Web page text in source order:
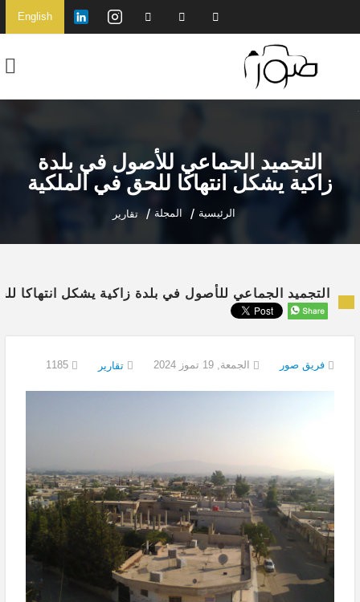
English
التجميد الجماعي للأصول في بلدة
زاكية يشكل انتهاكا للحق في الملكية
الرئيسية المجلة تقارير
التجميد الجماعي للأصول في بلدة زاكية يشكل انتهاكا
فريق صور الجمعة, 19 تموز 2024 تقارير